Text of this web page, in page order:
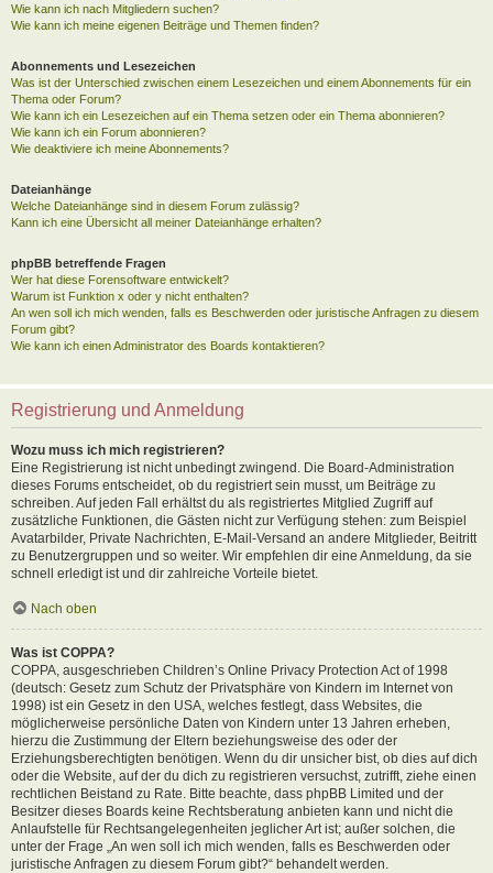
Wie kann ich nach Mitgliedern suchen?
Wie kann ich meine eigenen Beiträge und Themen finden?
Abonnements und Lesezeichen
Was ist der Unterschied zwischen einem Lesezeichen und einem Abonnements für ein
Thema oder Forum?
Wie kann ich ein Lesezeichen auf ein Thema setzen oder ein Thema abonnieren?
Wie kann ich ein Forum abonnieren?
Wie deaktiviere ich meine Abonnements?
Dateianhänge
Welche Dateianhänge sind in diesem Forum zulässig?
Kann ich eine Übersicht all meiner Dateianhänge erhalten?
phpBB betreffende Fragen
Wer hat diese Forensoftware entwickelt?
Warum ist Funktion x oder y nicht enthalten?
An wen soll ich mich wenden, falls es Beschwerden oder juristische Anfragen zu diesem
Forum gibt?
Wie kann ich einen Administrator des Boards kontaktieren?
Registrierung und Anmeldung
Wozu muss ich mich registrieren?
Eine Registrierung ist nicht unbedingt zwingend. Die Board-Administration
dieses Forums entscheidet, ob du registriert sein musst, um Beiträge zu
schreiben. Auf jeden Fall erhältst du als registriertes Mitglied Zugriff auf
zusätzliche Funktionen, die Gästen nicht zur Verfügung stehen: zum Beispiel
Avatarbilder, Private Nachrichten, E-Mail-Versand an andere Mitglieder, Beitritt
zu Benutzergruppen und so weiter. Wir empfehlen dir eine Anmeldung, da sie
schnell erledigt ist und dir zahlreiche Vorteile bietet.
Nach oben
Was ist COPPA?
COPPA, ausgeschrieben Children’s Online Privacy Protection Act of 1998
(deutsch: Gesetz zum Schutz der Privatsphäre von Kindern im Internet von
1998) ist ein Gesetz in den USA, welches festlegt, dass Websites, die
möglicherweise persönliche Daten von Kindern unter 13 Jahren erheben,
hierzu die Zustimmung der Eltern beziehungsweise des oder der
Erziehungsberechtigten benötigen. Wenn du dir unsicher bist, ob dies auf dich
oder die Website, auf der du dich zu registrieren versuchst, zutrifft, ziehe einen
rechtlichen Beistand zu Rate. Bitte beachte, dass phpBB Limited und der
Besitzer dieses Boards keine Rechtsberatung anbieten kann und nicht die
Anlaufstelle für Rechtsangelegenheiten jeglicher Art ist; außer solchen, die
unter der Frage „An wen soll ich mich wenden, falls es Beschwerden oder
juristische Anfragen zu diesem Forum gibt?“ behandelt werden.